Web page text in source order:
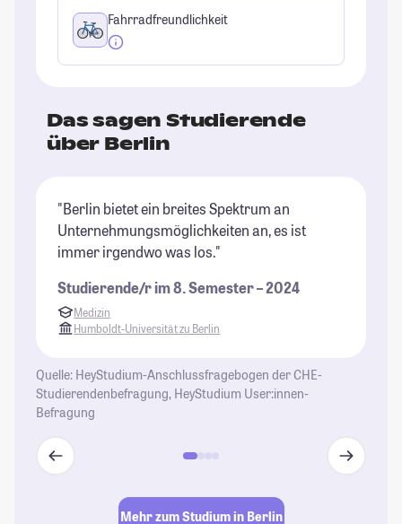
Fahrradfreundlichkeit
Das sagen Studierende
über Berlin
"Berlin bietet ein breites Spektrum an
Unternehmungsmöglichkeiten an, es ist
immer irgendwo was los."
Studierende/r im 8. Semester – 2024
Medizin
Humboldt-Universität zu Berlin
Quelle: HeyStudium-Anschlussfragebogen der CHE-
Studierendenbefragung, HeyStudium User:innen-
Befragung
Mehr zum Studium in Berlin